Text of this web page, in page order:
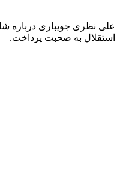
علی نظری جویباری درباره
استقلال به صحبت پرداخت.